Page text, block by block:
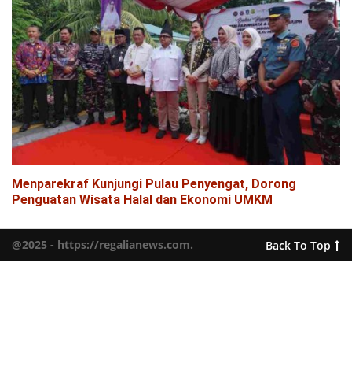
Menparekraf Kunjungi Pulau Penyengat, Dorong
Penguatan Wisata Halal dan Ekonomi UMKM
@2025 - https://regalianews.com. Back To Top